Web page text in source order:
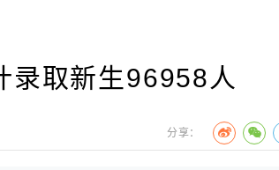
录取新生96958人
分享：